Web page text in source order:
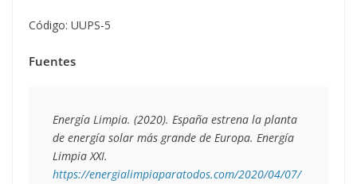
Código: UUPS-5
Fuentes
Energía Limpia. (2020). España estrena la planta
de energía solar más grande de Europa. Energía
https://energialimpiaparatodos.com/2020/04/07/